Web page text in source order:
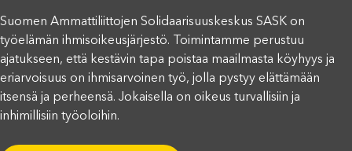
Suomen Ammattiliittojen Solidaarisuuskeskus SASK on
työelämän ihmisoikeusjärjestö. Toimintamme perustuu
ajatukseen, että kestävin tapa poistaa maailmasta köyhyys ja
eriarvoisuus on ihmisarvoinen työ, jolla pystyy elättämään
itsensä ja perheensä. Jokaisella on oikeus turvallisiin ja
inhimillisiin työoloihin.